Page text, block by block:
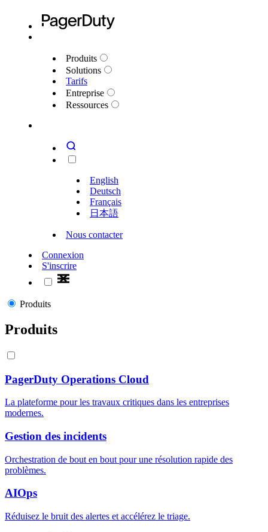
Produits
Solutions
Tarifs
Entreprise
Ressources
English
Deutsch
Français
日本語
Nous contacter
Connexion
S'inscrire
Produits
Produits
PagerDuty Operations Cloud
La plateforme pour les travaux critiques dans les entreprises
modernes.
Gestion des incidents
Orchestration de bout en bout pour une résolution rapide des
problèmes.
AIOps
Réduisez le bruit des alertes et accélérez le triage.